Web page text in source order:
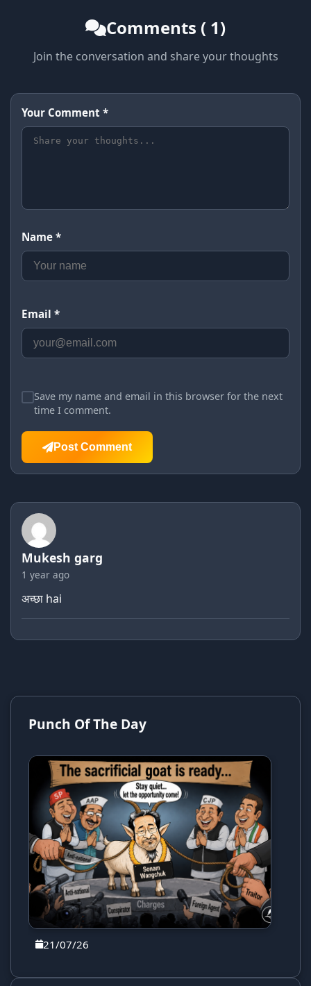
Comments ( 1)
Join the conversation and share your thoughts
Your Comment *
Name *
Email *
Save my name and email in this browser for the next
time I comment.
Post Comment
Mukesh garg
1 year ago
अच्छा hai
Punch Of The Day
21/07/26